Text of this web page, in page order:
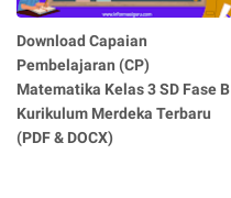
Download Capaian
Pembelajaran (CP)
Matematika Kelas 3 SD Fase B
Kurikulum Merdeka Terbaru
(PDF & DOCX)